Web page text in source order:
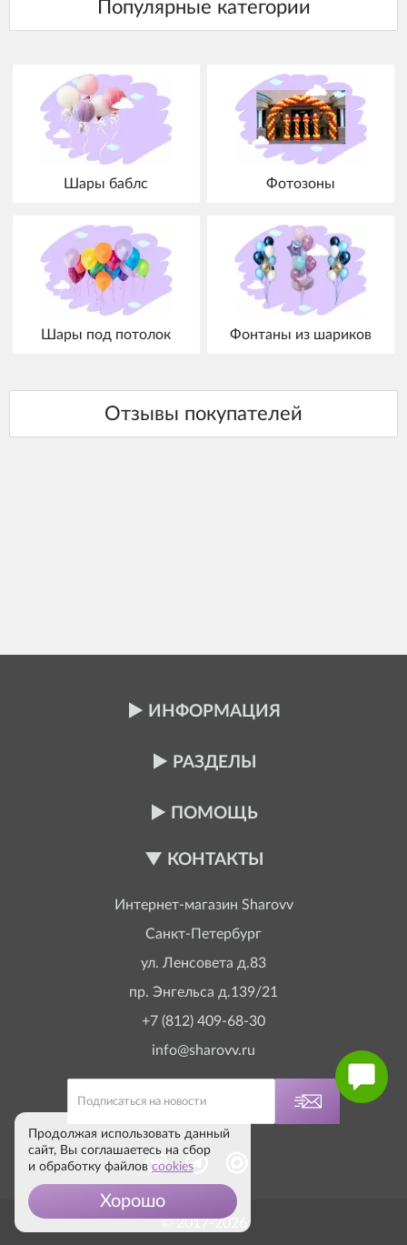
Шары баблс Фотозоны
Шары под потолок Фонтаны из шариков
ИНФОРМАЦИЯ
РАЗДЕЛЫ
ПОМОЩЬ
КОНТАКТЫ
Интернет-магазин Sharovv
Санкт-Петербург
ул. Ленсовета д.83
пр. Энгельса д.139/21
+7 (812) 409-68-30
info@sharovv.ru
© 2017-2026
Продолжая использовать данный
сайт, Вы соглашаетесь на сбор
и обработку файлов cookies
Хорошо